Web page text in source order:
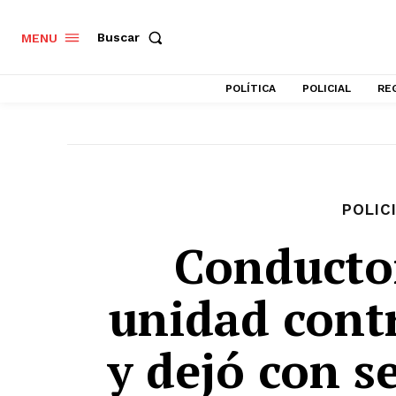
MENU Buscar
POLÍTICA POLICIAL
unidad
y dejó con